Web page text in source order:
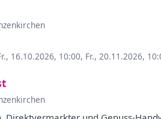
16.10.2026, 10:00, Fr., 20.11.2026,